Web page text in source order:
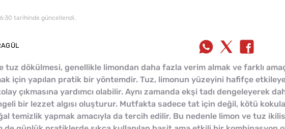
tarihinde güncellendi.
tuz dökülmesi, genellikle limondan daha fazla verim almak ve farklı
için yapılan pratik bir yöntemdir. Tuz, limonun yüzeyini hafifçe
çıkmasına yardımcı olabilir. Aynı zamanda ekşi tadı dengeleyerek
bir lezzet algısı oluşturur. Mutfakta sadece tat için değil, kötü
temizlik yapmak amacıyla da tercih edilir. Bu nedenle limon ve tuz